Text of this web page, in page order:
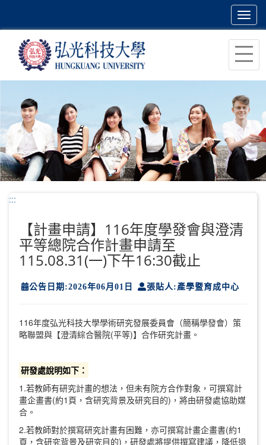
主
容
區
塊
:::
【計畫申請】116年度學發會與澄清
平等總院合作計畫申請至
115.08.31(一)下午16:30截止
公告日期:2026年06月01日 張貼人:產學暨育成中心
116年度弘光科技大學學術研究發展委員會（簡稱學發會）策
略聯盟與【澄清綜合醫院(平等)】合作研究計畫。
研發處說明如下：
1.若教師有研究計畫的想法，但未有院方合作對象，可撰寫計
畫企畫書(約1頁，含研究背景及研究目的)，將由研發處協助媒
合。
2.若教師對於撰寫研究計畫有困難，亦可撰寫計畫企畫書(約1
頁，含研究背景及研究目的)，研發處將提供撰寫建議，降低退